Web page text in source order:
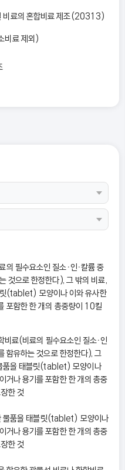
비료의 혼합비료 제조(20313)
비료 제외)
필수요소인 질소ㆍ인ㆍ칼륨 중
것으로 한정한다), 그 밖의 비료,
(tablet) 모양이나 이와 유사한
포함한 한 개의 총중량이 10킬
료(비료의 필수요소인 질소ㆍ인
함유하는 것으로 한정한다), 그
품을 태블릿(tablet) 모양이나
거나 용기를 포함한 한 개의 총중
한 것
품을 태블릿(tablet) 모양이나
거나 용기를 포함한 한 개의 총중
한 것